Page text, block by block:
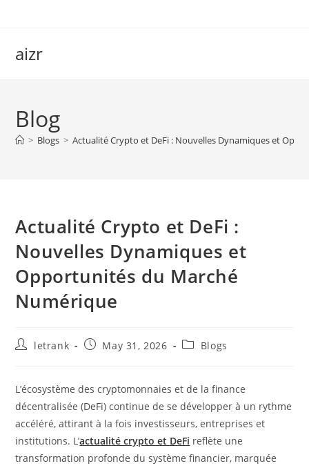
aizr
Blog
> Blogs > Actualité Crypto et DeFi : Nouvelles Dynamiques et
Actualité Crypto et DeFi :
Nouvelles Dynamiques et
Opportunités du Marché
Numérique
Postletrank
PostMay 31, 2026
PostBlogs
L’écosystème des cryptomonnaies et de la finance
décentralisée (DeFi) continue de se développer à un rythme
accéléré, attirant à la fois investisseurs, entreprises et
institutions. L’actualité crypto et DeFi reflète une
transformation profonde du système financier, marquée